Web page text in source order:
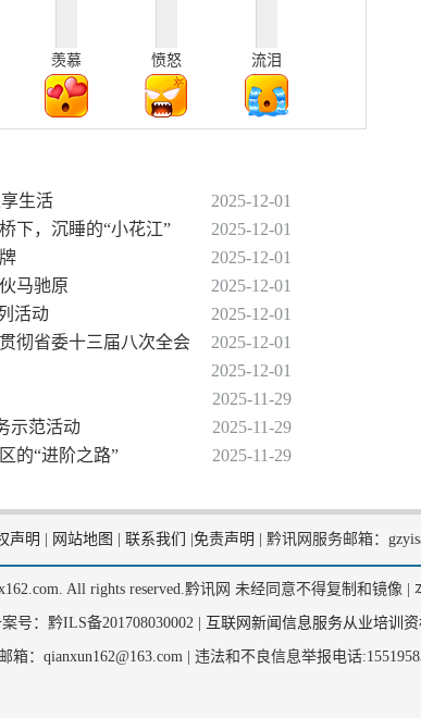
羡慕 愤怒 流泪
生活
2025-12-01
下，沉睡的“小花江”
2025-12-01
2025-12-01
马驰原
2025-12-01
活动
2025-12-01
彻省委十三届八次全会
2025-12-01
2025-12-01
2025-11-29
示范活动
2025-11-29
的“进阶之路”
2025-11-29
声明 网站地图 联系我们 免责声明 黔讯网服务邮箱：
All rights reserved.黔讯网 未经同意不得复制和镜像 |
号：黔ILS备201708030002 | 互联网新闻信息服务从业培训
箱：qianxun162@163.com | 违法和不良信息举报电话